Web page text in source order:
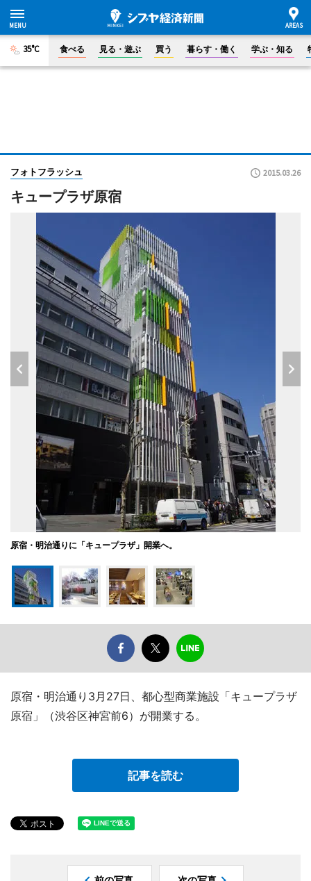
35°C 食べる 見る・遊ぶ 買う 暮らす・働く 学ぶ・知る
フォトフラッシュ 2015.03.26
キュープラザ原宿
原宿・明治通りに「キュープラザ」開業へ。
原宿・明治通り3月27日、都心型商業施設「キュープラザ
原宿」（渋谷区神宮前6）が開業する。
記事を読む